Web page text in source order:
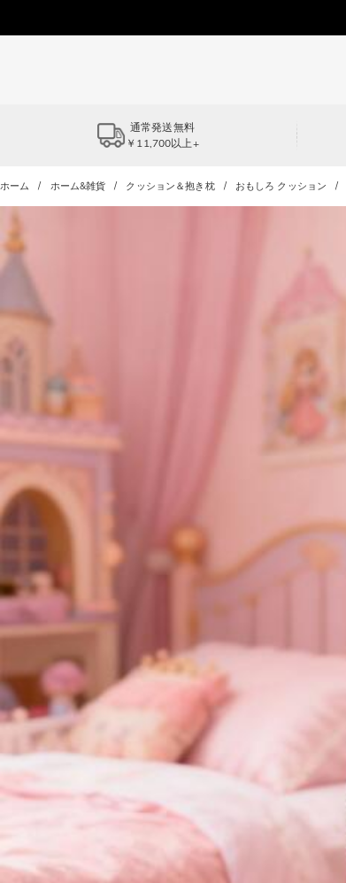
通常発送無料
￥11,700以上+
ホーム ホーム&雑貨 クッション＆抱き枕 おもしろ クッション